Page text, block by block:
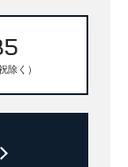
く）